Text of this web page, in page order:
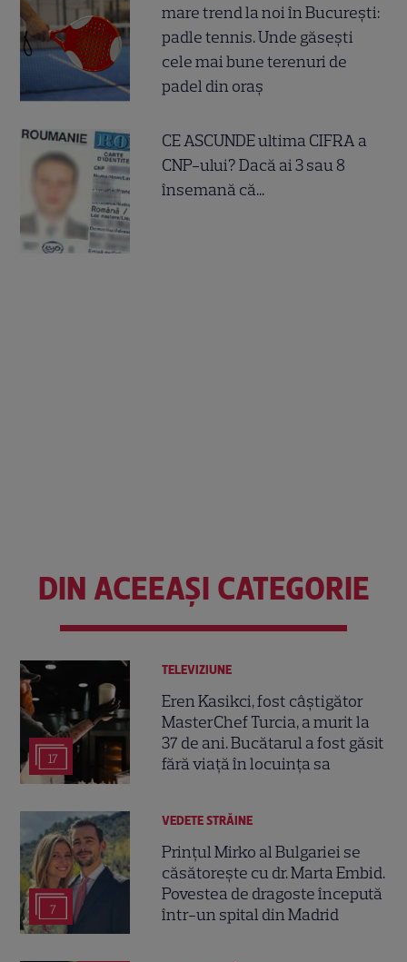
mare trend la noi în București:
padle tennis. Unde găsești
cele mai bune terenuri de
padel din oraș
CE ASCUNDE ultima CIFRA a
CNP-ului? Dacă ai 3 sau 8
însemană că...
DIN ACEEAȘI CATEGORIE
17
TELEVIZIUNE
Eren Kasikci, fost câștigător
MasterChef Turcia, a murit la
37 de ani. Bucătarul a fost găsit
fără viață în locuința sa
7
VEDETE STRĂINE
Prințul Mirko al Bulgariei se
căsătorește cu dr. Marta Embid.
Povestea de dragoste începută
într-un spital din Madrid